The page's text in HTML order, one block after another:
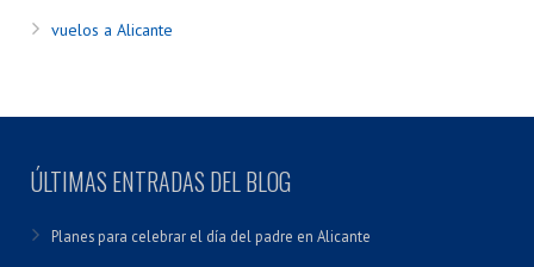
vuelos a Alicante
ÚLTIMAS ENTRADAS DEL BLOG
Planes para celebrar el día del padre en Alicante